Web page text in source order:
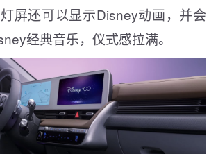
屏还可以显示Disney动画，并会
经典音乐，仪式感拉满。